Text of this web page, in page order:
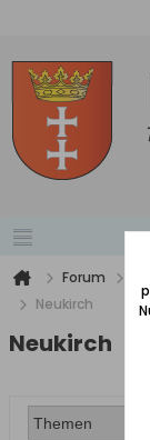
Forum
Neukirch
Neukirch